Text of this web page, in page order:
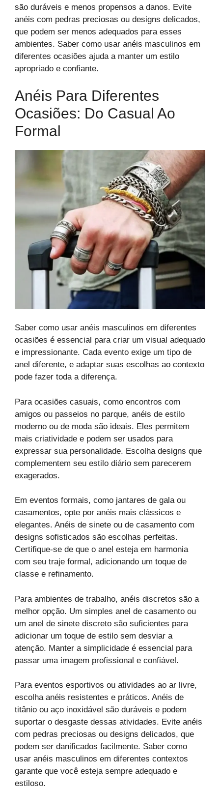
são duráveis e menos propensos a danos. Evite
anéis com pedras preciosas ou designs delicados,
que podem ser menos adequados para esses
ambientes. Saber como usar anéis masculinos em
diferentes ocasiões ajuda a manter um estilo
apropriado e confiante.
Anéis Para Diferentes
Ocasiões: Do Casual Ao
Formal
Saber como usar anéis masculinos em diferentes
ocasiões é essencial para criar um visual adequado
e impressionante. Cada evento exige um tipo de
anel diferente, e adaptar suas escolhas ao contexto
pode fazer toda a diferença.
Para ocasiões casuais, como encontros com
amigos ou passeios no parque, anéis de estilo
moderno ou de moda são ideais. Eles permitem
mais criatividade e podem ser usados para
expressar sua personalidade. Escolha designs que
complementem seu estilo diário sem parecerem
exagerados.
Em eventos formais, como jantares de gala ou
casamentos, opte por anéis mais clássicos e
elegantes. Anéis de sinete ou de casamento com
designs sofisticados são escolhas perfeitas.
Certifique-se de que o anel esteja em harmonia
com seu traje formal, adicionando um toque de
classe e refinamento.
Para ambientes de trabalho, anéis discretos são a
melhor opção. Um simples anel de casamento ou
um anel de sinete discreto são suficientes para
adicionar um toque de estilo sem desviar a
atenção. Manter a simplicidade é essencial para
passar uma imagem profissional e confiável.
Para eventos esportivos ou atividades ao ar livre,
escolha anéis resistentes e práticos. Anéis de
titânio ou aço inoxidável são duráveis e podem
suportar o desgaste dessas atividades. Evite anéis
com pedras preciosas ou designs delicados, que
podem ser danificados facilmente. Saber como
usar anéis masculinos em diferentes contextos
garante que você esteja sempre adequado e
estiloso.